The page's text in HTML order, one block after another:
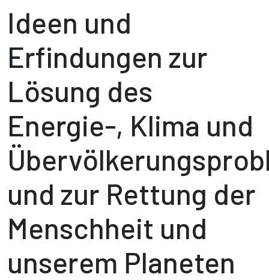
Ideen und
Erfindungen zur
Lösung des
Energie-, Klima und
und zur Rettung der
Menschheit und
unserem Planeten